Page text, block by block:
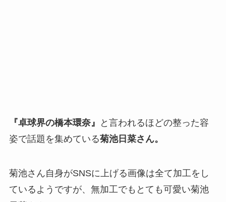
『卓球界の橋本環奈』
と言われるほどの整った容
姿で話題を集めている菊池日菜さん。
菊池さん自身がSNSに上げる画像は全て加工をし
ているようですが、無加工でもとても可愛い菊池